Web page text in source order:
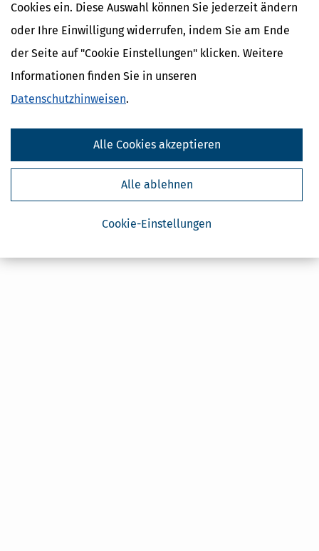
Cookies ein. Diese Auswahl können Sie jederzeit ändern
oder Ihre Einwilligung widerrufen, indem Sie am Ende
der Seite auf "Cookie Einstellungen" klicken. Weitere
Informationen finden Sie in unseren
Datenschutzhinweisen.
Cookie-Einstellungen
Alle ablehnen
Alle Cookies akzeptieren
Kostenlose Steuertipps & News
Absenden
Steuertipps
Steuertipps Selbstständige
Ja, ich möchte die kostenlosen Newsletter
von Steuertipps abonnieren. Die
Datenschutzhinweisehabe ich gelesen.
Abbestellung des Newsletters widerrufen.